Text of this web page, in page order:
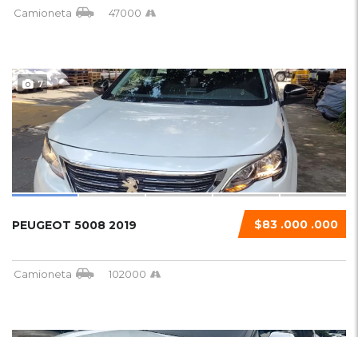
Camioneta 47000
7
$83 .000 .000
PEUGEOT 5008 2019
Camioneta 102000